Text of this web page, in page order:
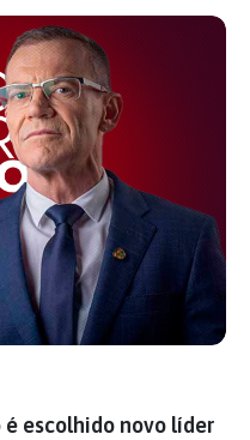
escolhido novo líder